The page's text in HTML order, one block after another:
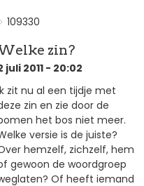
109330
zin?
juli 2011 - 20:02
zit nu al een tijdje met
zin en zie door de
het bos niet meer.
versie is de juiste?
hemzelf, zichzelf, hem
gewoon de woordgroep
Of heeft iemand